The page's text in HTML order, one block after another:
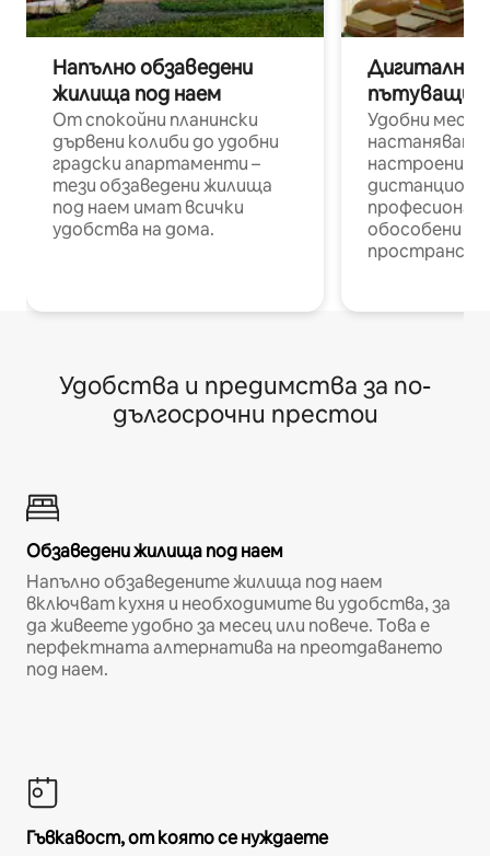
Напълно обзаведени
жилища под наем
От спокойни планински
дървени колиби до удобни
градски апартаменти –
тези обзаведени жилища
под наем имат всички
удобства на дома.
Дигитални
пътуващи
Удобни
настаняване
настроени и
обособени
Удобства и предимства за по-
дългосрочни престои
Обзаведени жилища под наем
Напълно обзаведените жилища под наем
включват кухня и необходимите ви удобства, за
да живеете удобно за месец или повече. Това е
перфектната алтернатива на преотдаването
под наем.
Гъвкавост, от която се нуждаете